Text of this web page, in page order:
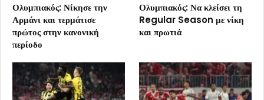
Ολυμπιακός: Νίκησε την
Αρμάνι και τερμάτισε
πρώτος στην κανονική
περίοδο
Ολυμπιακός: Να κλείσει τη
Regular Season με νίκη
και πρωτιά